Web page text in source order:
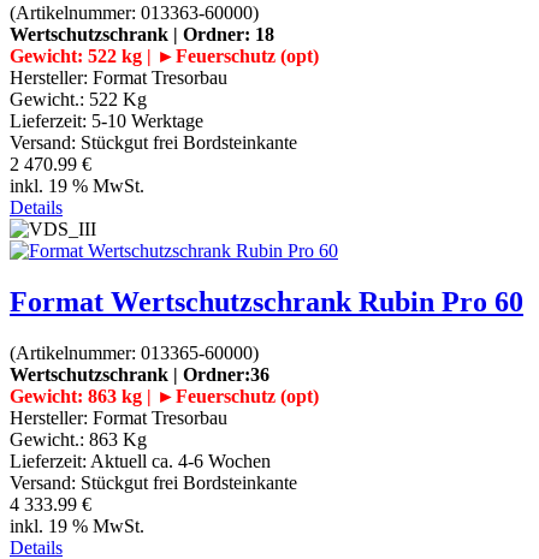
(Artikelnummer: 013363-60000)
Wertschutzschrank | Ordner: 18
Gewicht: 522 kg | ►Feuerschutz (opt)
Hersteller: Format Tresorbau
Gewicht.: 522 Kg
Lieferzeit: 5-10 Werktage
Versand: Stückgut frei Bordsteinkante
2 470.99 €
inkl. 19 % MwSt.
Details
Format Wertschutzschrank Rubin Pro 60
(Artikelnummer: 013365-60000)
Wertschutzschrank | Ordner:36
Gewicht: 863 kg | ►Feuerschutz (opt)
Hersteller: Format Tresorbau
Gewicht.: 863 Kg
Lieferzeit: Aktuell ca. 4-6 Wochen
Versand: Stückgut frei Bordsteinkante
4 333.99 €
inkl. 19 % MwSt.
Details